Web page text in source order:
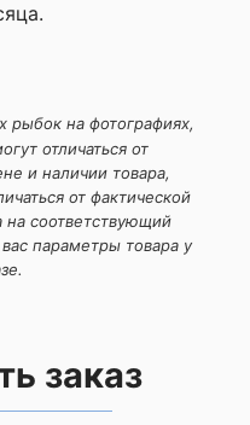
рыбок на фотографиях,
отличаться от
и наличии товара,
от фактической
на соответствующий
параметры товара у
заказ